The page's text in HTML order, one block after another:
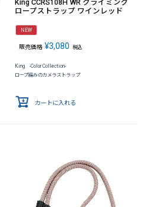
King CCRS108H WR クライミング
ロープストラップ ワインレッド
NEW
販売価格 ¥3,080 税込
King -Color Collection-
ロープ編みのカメラストラップ
カートに入れる